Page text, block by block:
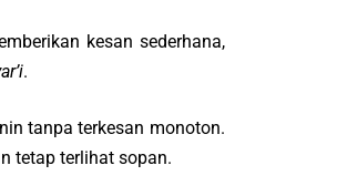
kesan sederhana,
.
tanpa terkesan monoton.
tetap terlihat sopan.